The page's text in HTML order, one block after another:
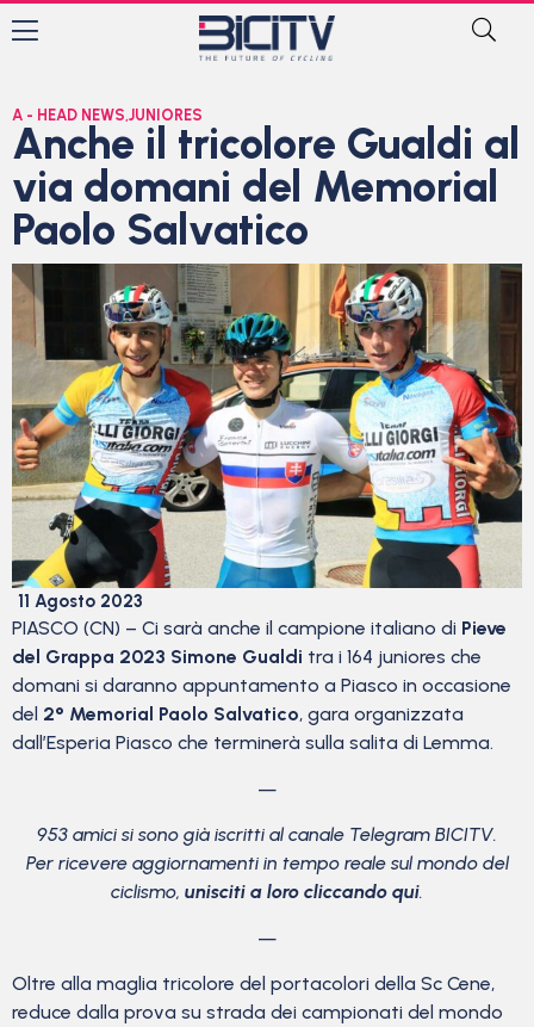
A - HEAD NEWS,JUNIORES
Anche il tricolore Gualdi al
via domani del Memorial
Paolo Salvatico
11 Agosto 2023
PIASCO (CN) – Ci sarà anche il campione italiano di Pieve
del Grappa 2023 Simone Gualdi tra i 164 juniores che
domani si daranno appuntamento a Piasco in occasione
del 2° Memorial Paolo Salvatico, gara organizzata
dall’Esperia Piasco che terminerà sulla salita di Lemma.
—
953 amici si sono già iscritti al canale Telegram BICITV.
Per ricevere aggiornamenti in tempo reale sul mondo del
ciclismo, unisciti a loro cliccando qui.
—
Oltre alla maglia tricolore del portacolori della Sc Cene,
reduce dalla prova su strada dei campionati del mondo